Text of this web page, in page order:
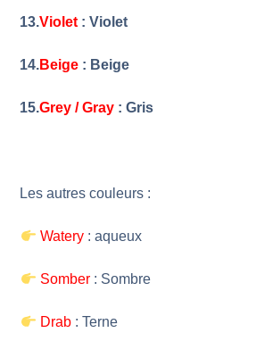
13.Violet : Violet
14.Beige : Beige
15.Grey / Gray : Gris
Les autres couleurs :
Watery : aqueux
Somber : Sombre
Drab : Terne